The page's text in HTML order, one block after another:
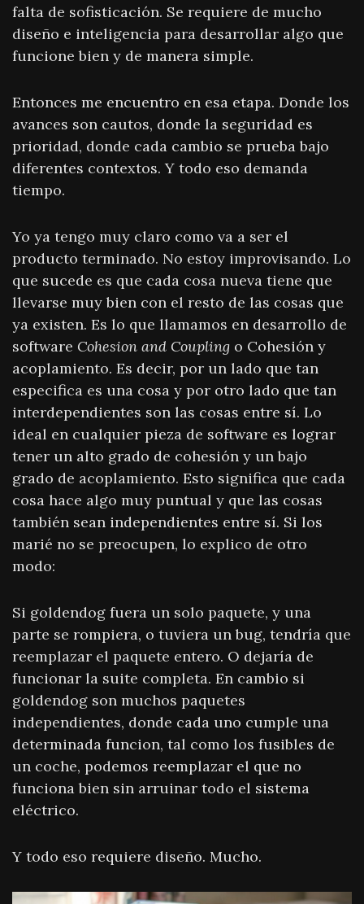
falta de sofisticación. Se requiere de mucho
diseño e inteligencia para desarrollar algo que
funcione bien y de manera simple.
Entonces me encuentro en esa etapa. Donde los
avances son cautos, donde la seguridad es
prioridad, donde cada cambio se prueba bajo
diferentes contextos. Y todo eso demanda
tiempo.
Yo ya tengo muy claro como va a ser el
producto terminado. No estoy improvisando. Lo
que sucede es que cada cosa nueva tiene que
llevarse muy bien con el resto de las cosas que
ya existen. Es lo que llamamos en desarrollo de
software Cohesion and Coupling o Cohesión y
acoplamiento. Es decir, por un lado que tan
especifica es una cosa y por otro lado que tan
interdependientes son las cosas entre sí. Lo
ideal en cualquier pieza de software es lograr
tener un alto grado de cohesión y un bajo
grado de acoplamiento. Esto significa que cada
cosa hace algo muy puntual y que las cosas
también sean independientes entre sí. Si los
marié no se preocupen, lo explico de otro
modo:
Si goldendog fuera un solo paquete, y una
parte se rompiera, o tuviera un bug, tendría que
reemplazar el paquete entero. O dejaría de
funcionar la suite completa. En cambio si
goldendog son muchos paquetes
independientes, donde cada uno cumple una
determinada funcion, tal como los fusibles de
un coche, podemos reemplazar el que no
funciona bien sin arruinar todo el sistema
eléctrico.
Y todo eso requiere diseño. Mucho.